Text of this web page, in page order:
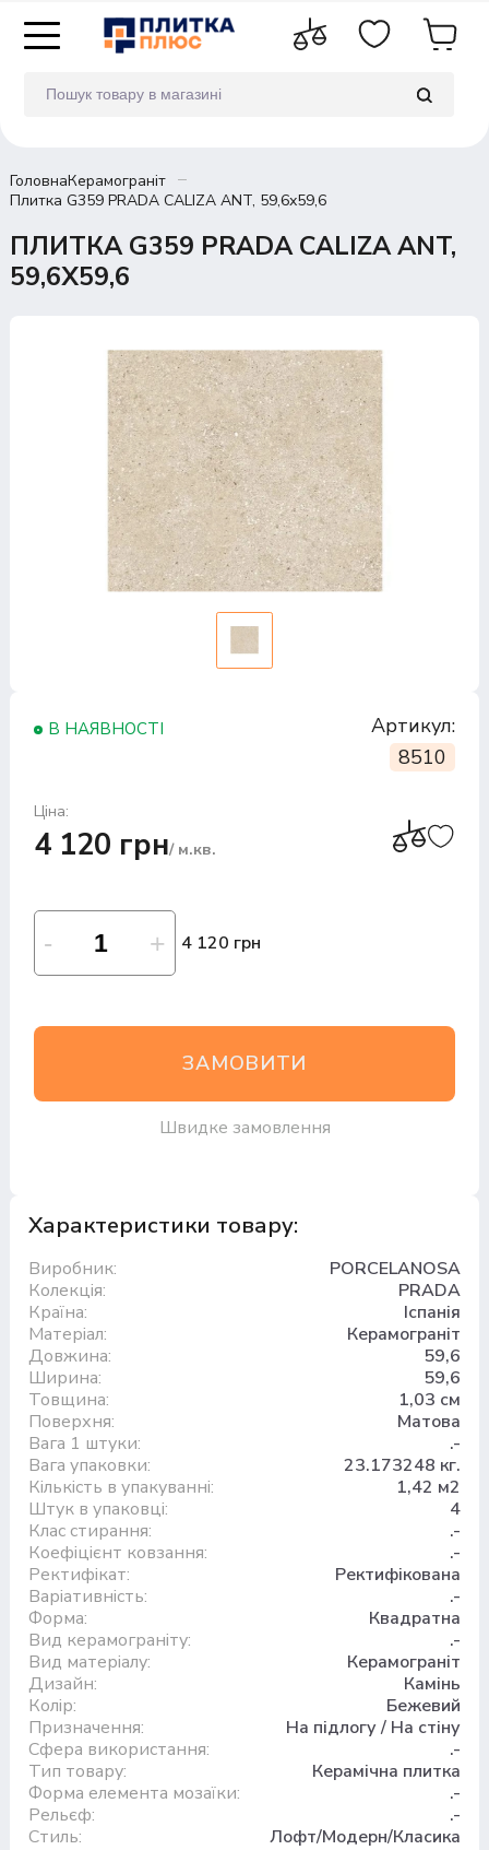
ГоловнаКерамограніт
Плитка G359 PRADA CALIZA ANT, 59,6х59,6
ПЛИТКА G359 PRADA CALIZA ANT,
59,6Х59,6
В НАЯВНОСТІ
Артикул:
8510
Ціна:
4 120 грн/ м.кв.
4 120 грн
ЗАМОВИТИ
Швидке замовлення
Характеристики товару:
Виробник:
PORCELANOSA
Колекція:
PRADA
Країна:
Іспанія
Матеріал:
Керамограніт
Довжина:
59,6
Ширина:
59,6
Товщина:
1,03 см
Поверхня:
Матова
Вага 1 штуки:
.-
Вага упаковки:
23.173248 кг.
Кількість в упакуванні:
1,42 м2
Штук в упаковці:
4
Клас стирання:
.-
Коефіцієнт ковзання:
.-
Ректифікат:
Ректифікована
Варіативність:
.-
Форма:
Квадратна
Вид керамограніту:
.-
Вид матеріалу:
Керамограніт
Дизайн:
Камінь
Колір:
Бежевий
Призначення:
На підлогу / На стіну
Сфера використання:
.-
Тип товару:
Керамічна плитка
Форма елемента мозаїки:
.-
Рельєф:
.-
Стиль:
Лофт/Модерн/Класика